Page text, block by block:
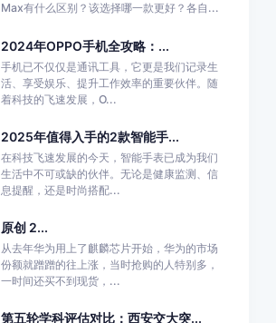
Max有什么区别？该选择哪一款更好？各自...
2024年OPPO手机全攻略：...
手机已不仅仅是通讯工具，它更是我们记录生
活、享受娱乐、提升工作效率的重要伙伴。随
着科技的飞速发展，O...
2025年值得入手的2款智能手...
在科技飞速发展的今天，智能手表已成为我们
生活中不可或缺的伙伴。无论是健康监测、信
息提醒，还是时尚搭配...
原创 2...
从去年华为用上了麒麟芯片开始，华为的市场
份额就蹭蹭的往上涨，当时抢购的人特别多，
一时间还买不到现货，...
第五轮学科评估对比：西安交大突...